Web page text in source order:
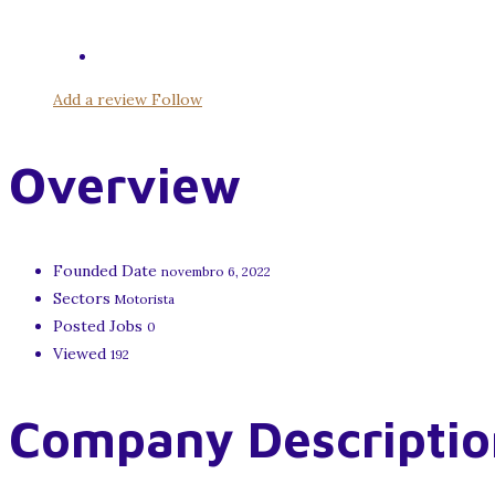
Add a review Follow
Overview
Founded Date novembro 6, 2022
Sectors Motorista
Posted Jobs 0
Viewed 192
Company